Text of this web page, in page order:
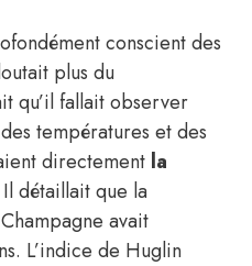
conscient des
plus du
qu’il fallait observer
températures et des
directement la
détaillait que la
avait
L’indice de Huglin